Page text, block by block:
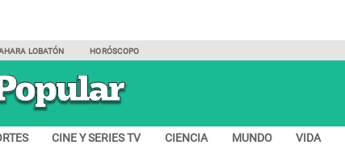
LOBATÓN HORÓSCOPO
CINE Y SERIES TV CIENCIA MUNDO VIDA